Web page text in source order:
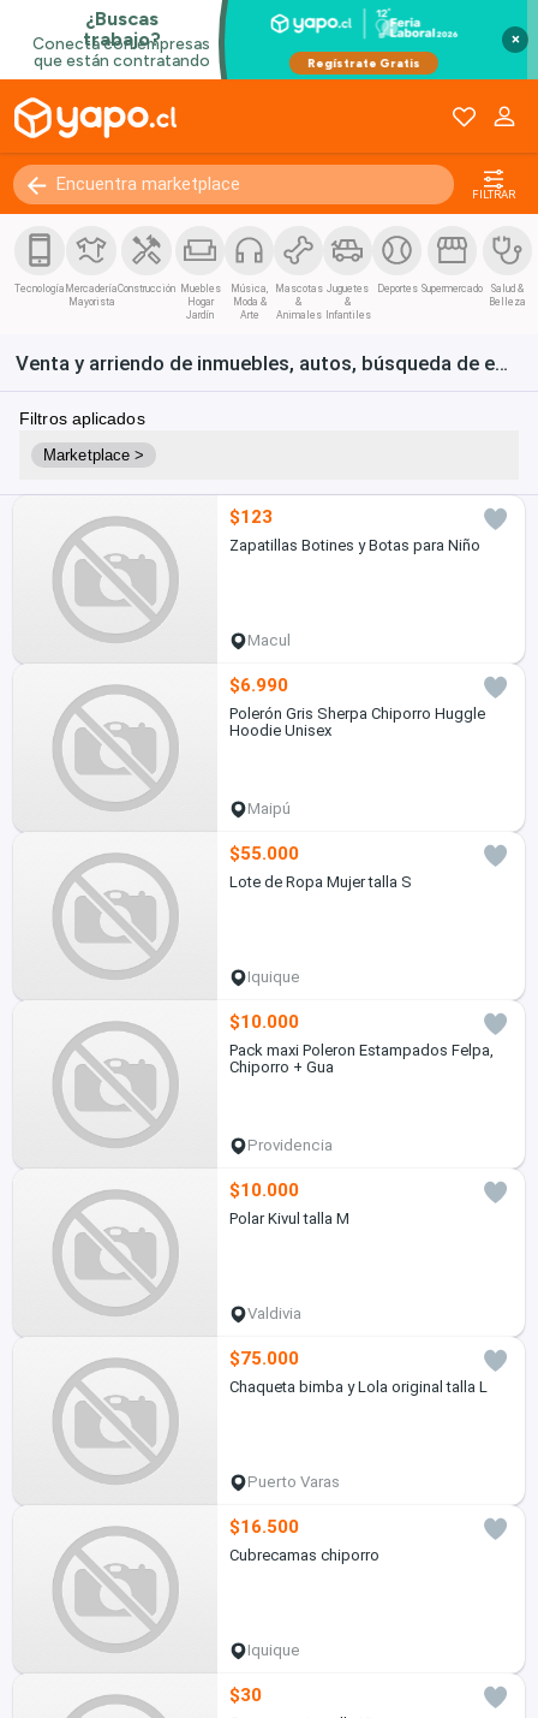
×
FILTRAR
Tecnología Mercadería
Mayorista
Construcción Muebles
Hogar
Jardín
Música,
Moda &
Arte
Mascotas
&
Animales
Juguetes
&
Infantiles
Deportes Supermercado
Salud &
Belleza
Venta y arriendo de inmuebles, autos, búsqueda de empleo y bienes de consumo en Chile
Filtros aplicados
Marketplace >
$123
Zapatillas Botines y Botas para Niño
Macul
$6.990
Polerón Gris Sherpa Chiporro Huggle
Hoodie Unisex
Maipú
$55.000
Lote de Ropa Mujer talla S
Iquique
$10.000
Pack maxi Poleron Estampados Felpa,
Chiporro + Gua
Providencia
$10.000
Polar Kivul talla M
Valdivia
$75.000
Chaqueta bimba y Lola original talla L
Puerto Varas
$16.500
Cubrecamas chiporro
Iquique
$30